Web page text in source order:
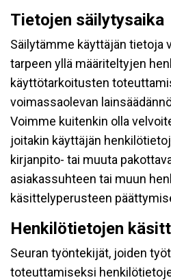
Tietojen säilytysaika
Säilytämme käyttäjän tietoja
tarpeen yllä määriteltyjen
käyttötarkoitusten
voimassaolevan
Voimme kuitenkin olla
joitakin käyttäjän
kirjanpito- tai muuta
asiakassuhteen tai muun
käsittelyperusteen
Henkilötietojen
Seuran työntekijät, joiden
toteuttamiseksi